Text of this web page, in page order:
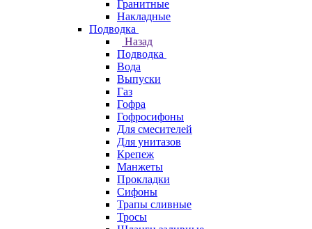
Гранитные
Накладные
Подводка
Назад
Подводка
Вода
Выпуски
Газ
Гофра
Гофросифоны
Для смесителей
Для унитазов
Крепеж
Манжеты
Прокладки
Сифоны
Трапы сливные
Тросы